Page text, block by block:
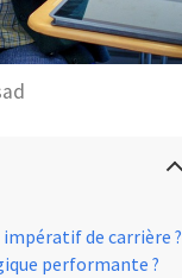
de carrière ?
performante ?